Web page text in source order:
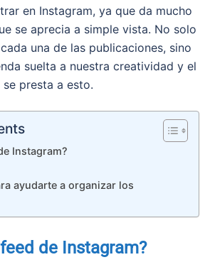
en Instagram, ya que da mucho
se aprecia a simple vista. No solo
una de las publicaciones, sino
suelta a nuestra creatividad y el
se presta a esto.
Instagram?
ayudarte a organizar los
de Instagram?